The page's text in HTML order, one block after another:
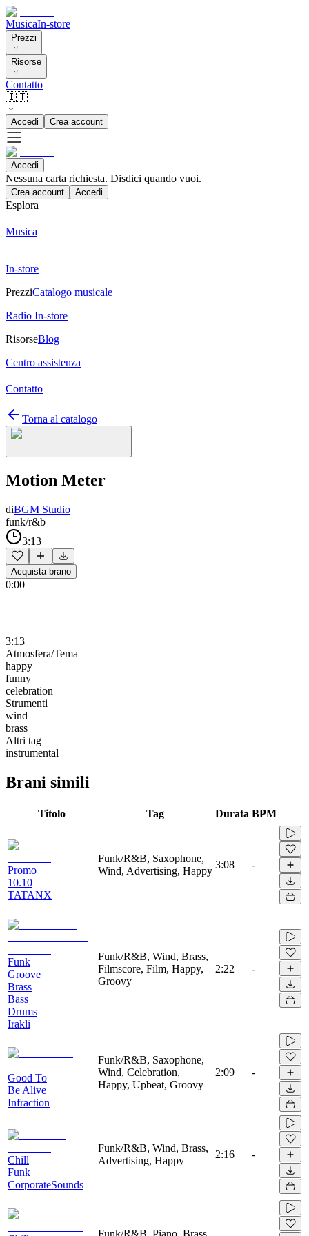
MusicaIn-store
Prezzi
Risorse
Contatto
🇮🇹
Accedi Crea account
Accedi
Nessuna carta richiesta. Disdici quando vuoi.
Crea account Accedi
Esplora
Musica
In-store
PrezziCatalogo musicale
Radio In-store
RisorseBlog
Centro assistenza
Contatto
Torna al catalogo
Motion Meter
diBGM Studio
funk/r&b
3:13
Acquista brano
0:00
3:13
Atmosfera/Tema
happy
funny
celebration
Strumenti
wind
brass
Altri tag
instrumental
Brani simili
Titolo Tag Durata BPM
Promo
10.10
TATANX
Funk/R&B, Saxophone,
Wind, Advertising, Happy
3:08 -
Funk
Groove
Brass
Bass
Drums
Irakli
Funk/R&B, Wind, Brass,
Filmscore, Film, Happy,
Groovy
2:22 -
Good To
Be Alive
Infraction
Funk/R&B, Saxophone,
Wind, Celebration,
Happy, Upbeat, Groovy
2:09 -
Chill
Funk
CorporateSounds
Funk/R&B, Wind, Brass,
Advertising, Happy
2:16 -
Funk/R&B, Piano, Brass,